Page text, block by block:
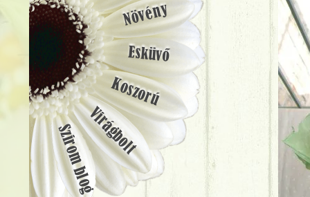
Növény
Esküvő
Koszorú
Virágbolt
Szirom blog